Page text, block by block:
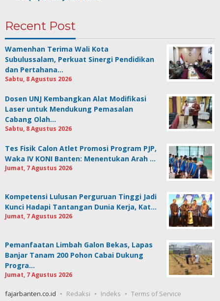
Recent Post
Wamenhan Terima Wali Kota
Subulussalam, Perkuat Sinergi Pendidikan
dan Pertahana…
Sabtu, 8 Agustus 2026
Dosen UNJ Kembangkan Alat Modifikasi
Laser untuk Mendukung Pemasalan
Cabang Olah…
Sabtu, 8 Agustus 2026
Tes Fisik Calon Atlet Promosi Program PJP,
Waka IV KONI Banten: Menentukan Arah …
Jumat, 7 Agustus 2026
Kompetensi Lulusan Perguruan Tinggi Jadi
Kunci Hadapi Tantangan Dunia Kerja, Kat…
Jumat, 7 Agustus 2026
Pemanfaatan Limbah Galon Bekas, Lapas
Banjar Tanam 200 Pohon Cabai Dukung
Progra…
Jumat, 7 Agustus 2026
fajarbanten.co.id Redaksi Indeks Terms of Service